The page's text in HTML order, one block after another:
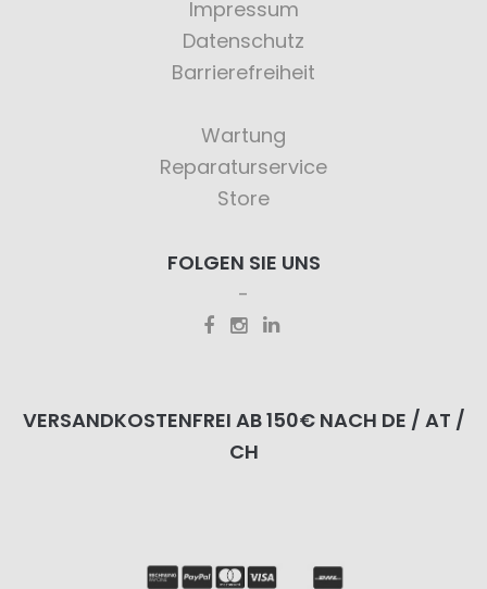
Impressum
Datenschutz
Barrierefreiheit
Wartung
Reparaturservice
Store
FOLGEN SIE UNS
VERSANDKOSTENFREI AB 150€ NACH DE / AT /
CH